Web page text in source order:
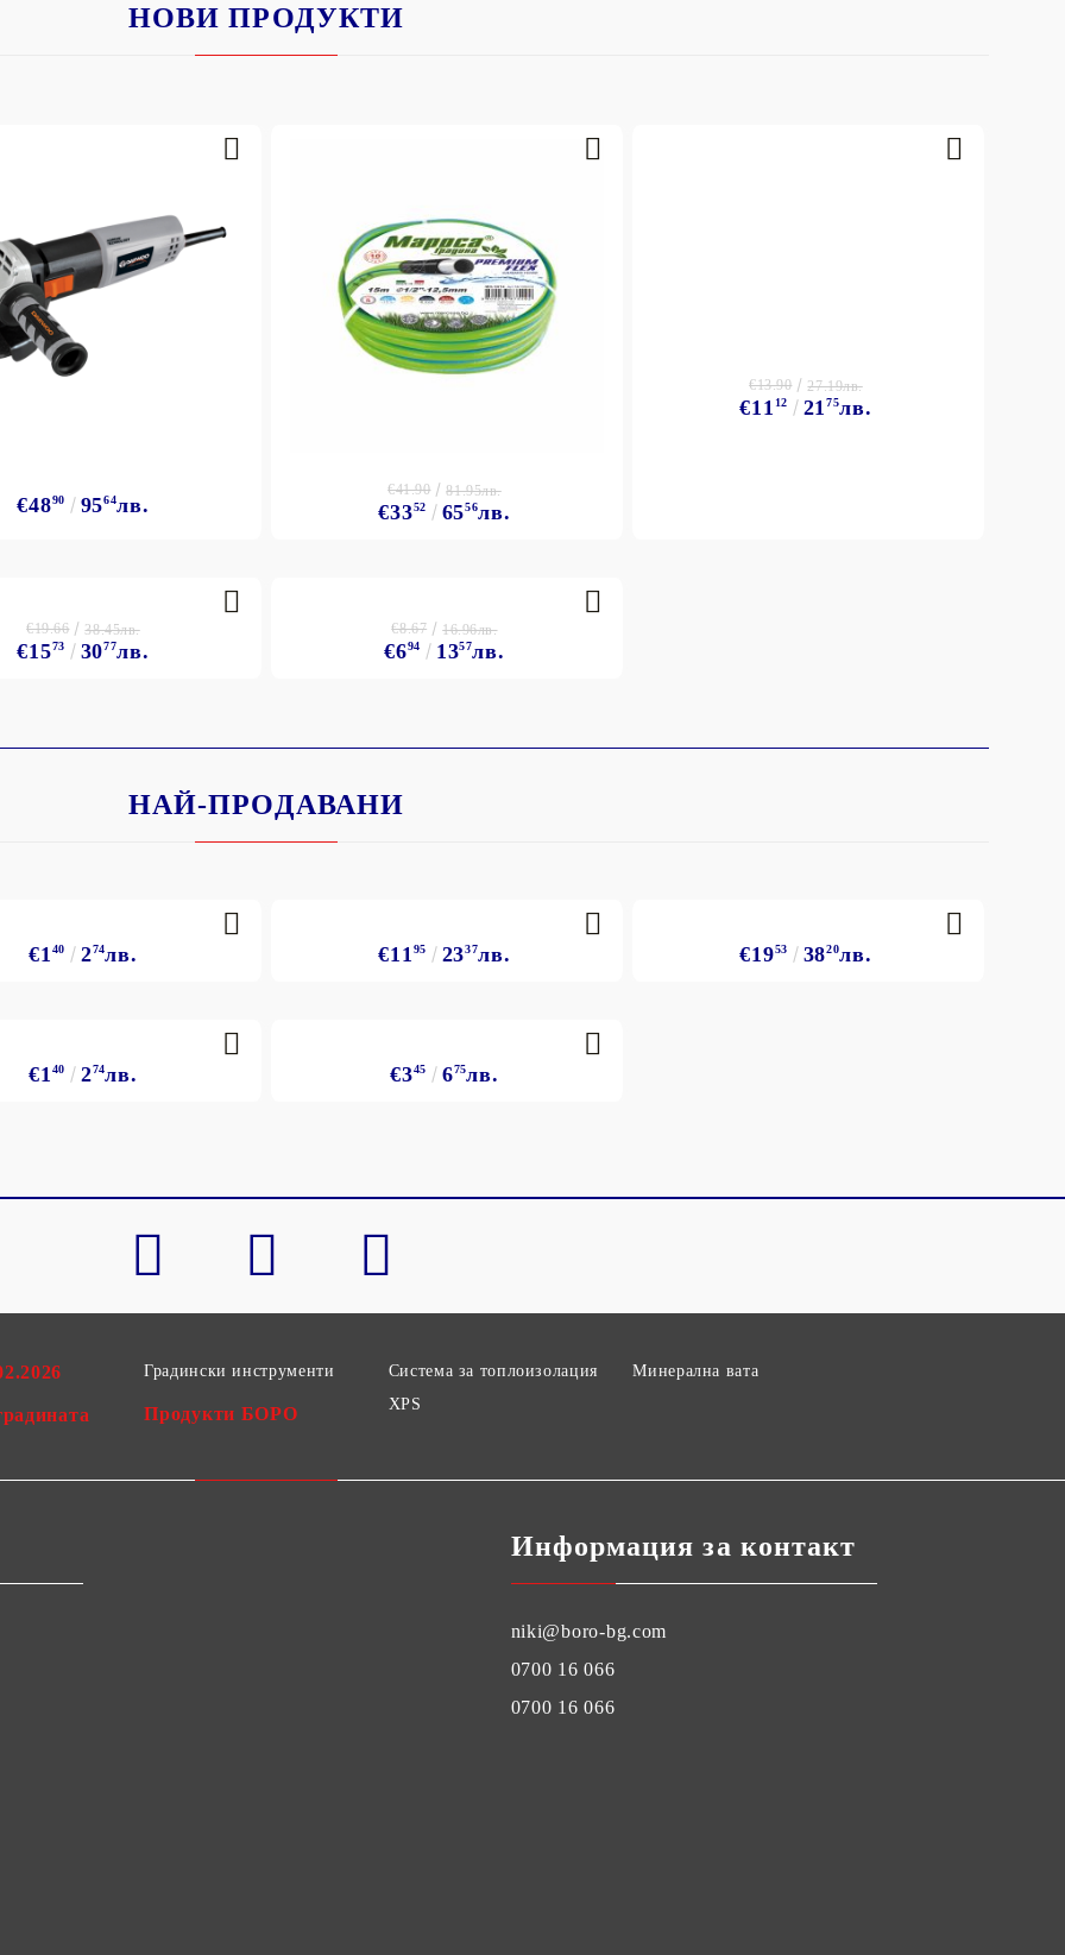
НОВИ ПРОДУКТИ
€4890 9564лв. €3352 6556лв.
€41.90 81.95лв.
€11 12 2175лв.
€13.90 27.19лв.
€1573 3077лв.
€19.66 38.45лв.
€694 1357лв.
€8.67 16.96лв.
НАЙ-ПРОДАВАНИ
€1 40 274лв. €11 95 2337лв. €1953 3820лв.
€1 40 274лв. €345 675лв.
Градински инструменти
Продукти БОРО
Система за топлоизолация
XPS
Минерална вата
Информация за контакт
niki@boro-bg.com
0700 16 066
0700 16 066